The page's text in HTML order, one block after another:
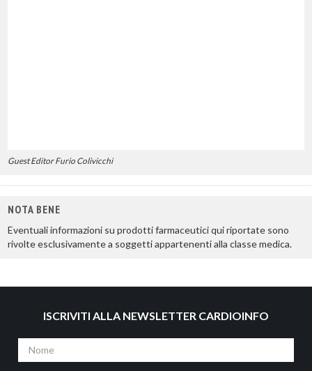
Guest Editor Furio Colivicchi
NOTA BENE
Eventuali informazioni su prodotti farmaceutici qui riportate sono
rivolte esclusivamente a soggetti appartenenti alla classe medica.
ISCRIVITI ALLA NEWSLETTER CARDIOINFO
Nome